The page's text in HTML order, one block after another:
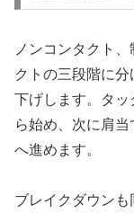
ノンコンタクト
クトの三段階に
下げします。タ
ら始め、次に肩
へ進めます。
ブレイクダウン